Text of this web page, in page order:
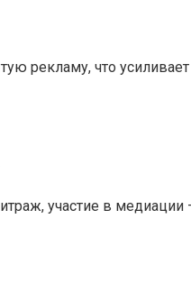
рекламу, что
участие в медиации